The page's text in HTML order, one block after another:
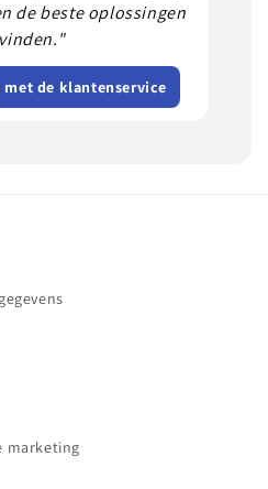
de beste oplossingen
met de klantenservice
marketing